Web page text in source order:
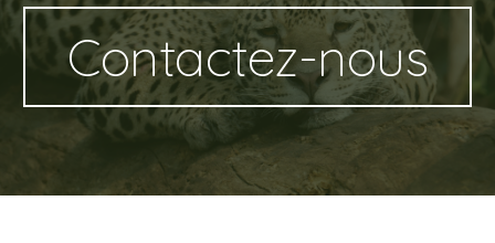
Contactez-nous